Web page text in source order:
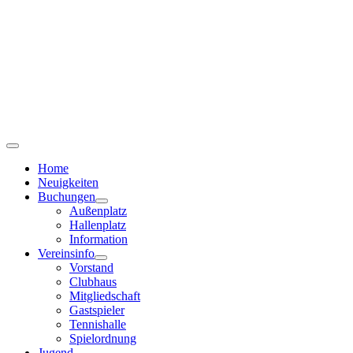
Home
Neuigkeiten
Buchungen
Außenplatz
Hallenplatz
Information
Vereinsinfo
Vorstand
Clubhaus
Mitgliedschaft
Gastspieler
Tennishalle
Spielordnung